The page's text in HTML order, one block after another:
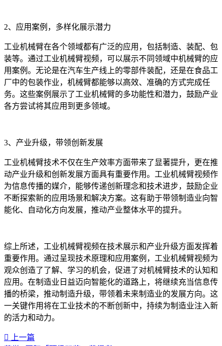
2、应用案例，多样化展示潜力
工业机械臂在各个领域都有广泛的应用，包括制造、装配、包
装等。通过工业机械臂视频，可以展示不同领域中机械臂的应
用案例。无论是在汽车生产线上的零部件装配，还是在食品工
厂中的包装作业，机械臂都能够以高效、准确的方式完成任
务。这些案例展示了工业机械臂的多功能性和潜力，鼓励产业
各方尝试将其应用到更多领域。
3、产业升级，带领创新发展
工业机械臂技术不仅在生产效率方面带来了显著提升，更在推
动产业升级和创新发展方面具有重要作用。工业机械臂视频作
为信息传播的媒介，能够传递创新理念和技术进步，鼓励企业
不断探索新的应用场景和解决方案。这有助于带领制造业向智
能化、自动化方向发展，推动产业整体水平的提升。
综上所述，工业机械臂视频在技术展示和产业升级方面发挥着
重要作用。通过呈现技术原理和应用案例，工业机械臂视频为
观众创造了了解、学习的机会，促进了对机械臂技术的认知和
应用。在制造业日益迈向智能化的道路上，将继续充当信息传
播的桥梁，推动制造升级，带领着未来制造业的发展方向。这
一关键作用将在工业技术的不断创新中，持续为制造业注入新
的活力和动力。
上一篇